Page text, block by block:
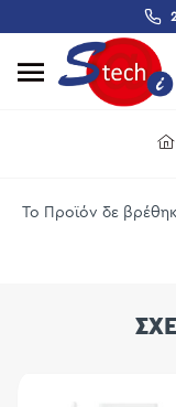
Το Προϊόν δε